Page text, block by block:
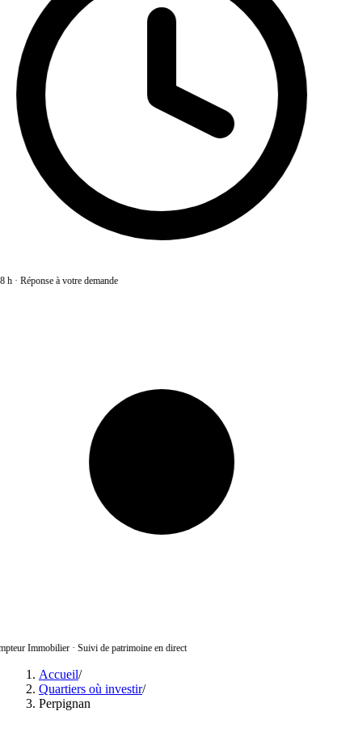
h· Réponse à votre demande
Immobilier· Suivi de patrimoine en direct
Accueil/
Quartiers où investir/
Perpignan